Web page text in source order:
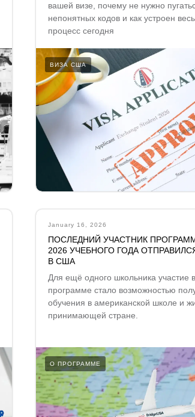
вашей визе, почему не нужно
непонятных кодов и как устроен
процесс сегодня
ВИЗА США
January 16, 2026
ПОСЛЕДНИЙ УЧАСТНИК
2026 УЧЕБНОГО ГОДА
В США
Для ещё одного школьника участие в
программе стало возможностью
обучения в американской школе и
принимающей стране.
О ПРОГРАММЕ